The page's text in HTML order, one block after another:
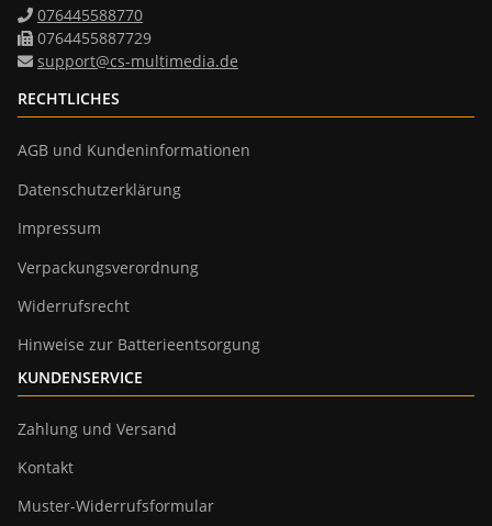
076445588770
0764455887729
support@cs-multimedia.de
RECHTLICHES
AGB und Kundeninformationen
Datenschutzerklärung
Impressum
Verpackungsverordnung
Widerrufsrecht
Hinweise zur Batterieentsorgung
KUNDENSERVICE
Zahlung und Versand
Kontakt
Muster-Widerrufsformular